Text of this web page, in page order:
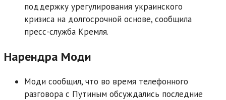
поддержку урегулирования украинского
кризиса на долгосрочной основе, сообщила
пресс-служба Кремля.
Нарендра Моди
Моди сообщил, что во время телефонного
разговора с Путиным обсуждались последние